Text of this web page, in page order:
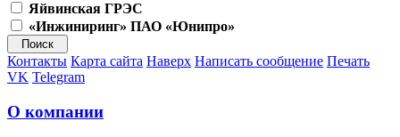
Яйвинская ГРЭС
«Инжиниринг» ПАО «Юнипро»
Контакты Карта сайта Наверх Написать сообщение Печать
VK Telegram
О компании